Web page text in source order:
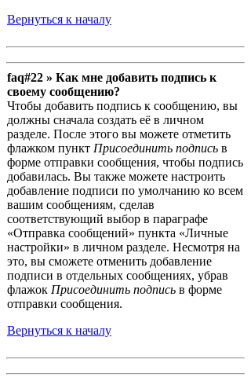
Вернуться к началу
faq#22 » Как мне добавить подпись к
своему сообщению?
Чтобы добавить подпись к сообщению, вы
должны сначала создать её в личном
разделе. После этого вы можете отметить
флажком пункт Присоединить подпись в
форме отправки сообщения, чтобы подпись
добавилась. Вы также можете настроить
добавление подписи по умолчанию ко всем
вашим сообщениям, сделав
соответствующий выбор в параграфе
«Отправка сообщений» пункта «Личные
настройки» в личном разделе. Несмотря на
это, вы сможете отменить добавление
подписи в отдельных сообщениях, убрав
флажок Присоединить подпись в форме
отправки сообщения.
Вернуться к началу